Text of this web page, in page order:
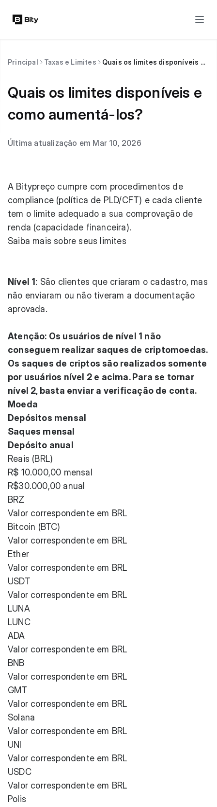
Principal Taxas e Limites Quais os limites disponíveis e como aumentá-los?
Quais os limites disponíveis e
como aumentá-los?
Última atualização em Mar 10, 2026
A Bitypreço cumpre com procedimentos de
compliance (política de PLD/CFT) e cada cliente
tem o limite adequado a sua comprovação de
renda (capacidade financeira).
Saiba mais sobre seus limites
Nível 1 : São clientes que criaram o cadastro, mas
não enviaram ou não tiveram a documentação
aprovada.
Atenção: Os usuários de nível 1 não
conseguem realizar saques de criptomoedas.
Os saques de criptos são realizados somente
por usuários nível 2 e acima. Para se tornar
nível 2, basta enviar a verificação de conta.
Moeda
Depósitos mensal
Saques mensal
Depósito anual
Reais (BRL)
R$ 10.000,00 mensal
R$30.000,00 anual
BRZ
Valor correspondente em BRL
Bitcoin (BTC)
Valor correspondente em BRL
Ether
Valor correspondente em BRL
USDT
Valor correspondente em BRL
LUNA
LUNC
ADA
Valor correspondente em BRL
BNB
Valor correspondente em BRL
GMT
Valor correspondente em BRL
Solana
Valor correspondente em BRL
UNI
Valor correspondente em BRL
USDC
Valor correspondente em BRL
Polis